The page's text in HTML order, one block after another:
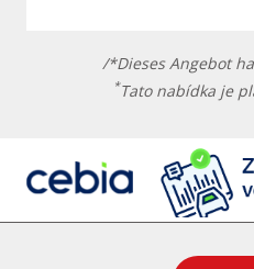
/*Dieses Angebot
*Tato nabídka je